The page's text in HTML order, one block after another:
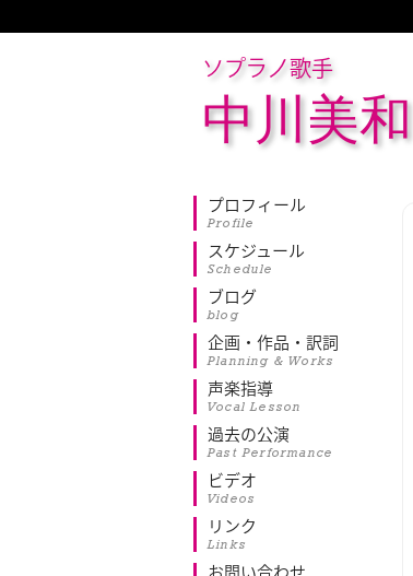
ソプラノ歌手
中川美和
プロフィール
Profile
スケジュール
Schedule
ブログ
blog
企画・作品・訳詞
Planning & Works
声楽指導
Vocal Lesson
過去の公演
Past Performance
ビデオ
Videos
リンク
Links
お問い合わせ